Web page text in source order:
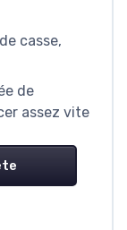
casse,
de
assez vite